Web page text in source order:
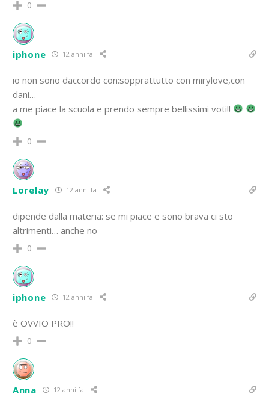
0
iphone 12 anni fa
io non sono daccordo con:sopprattutto con mirylove,con
dani…
a me piace la scuola e prendo sempre bellissimi voti!!
0
Lorelay 12 anni fa
dipende dalla materia: se mi piace e sono brava ci sto
altrimenti… anche no
0
iphone 12 anni fa
è OVVIO PRO!!
0
Anna 12 anni fa